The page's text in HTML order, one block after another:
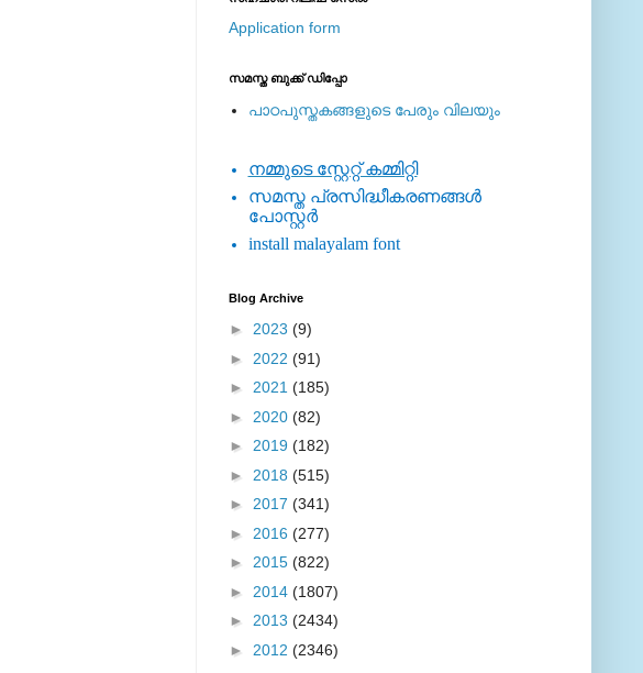
Application form
സമസ്ത ബുക്ക് ഡിപ്പോ
പാഠപുസ്തകങ്ങളുടെ പേരും വിലയും
നമ്മുടെ സ്റ്റേറ്റ് കമ്മിറ്റി
സമസ്ത പ്രസിദ്ധീകരണങ്ങള്‍
പോസ്റ്റര്‍
install malayalam font
Blog Archive
► 2023 (9)
► 2022 (91)
► 2021 (185)
► 2020 (82)
► 2019 (182)
► 2018 (515)
► 2017 (341)
► 2016 (277)
► 2015 (822)
► 2014 (1807)
► 2013 (2434)
► 2012 (2346)